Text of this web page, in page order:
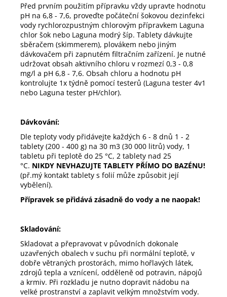
Před prvním použitím přípravku vždy upravte hodnotu
pH na 6,8 - 7,6, proveďte počáteční šokovou dezinfekci
vody rychlorozpustným chlorovým přípravkem Laguna
chlor šok nebo Laguna modrý šíp. Tablety dávkujte
sběračem (skimmerem), plovákem nebo jiným
dávkovačem při zapnutém filtračním zařízení. Je nutné
udržovat obsah aktivního chloru v rozmezí 0,3 - 0,8
mg/l a pH 6,8 - 7,6. Obsah chloru a hodnotu pH
kontrolujte 1x týdně pomocí testerů (Laguna tester 4v1
nebo Laguna tester pH/chlor).
Dávkování:
Dle teploty vody přidávejte každých 6 - 8 dnů 1 - 2
tablety (200 - 400 g) na 30 m3 (30 000 litrů) vody, 1
tabletu při teplotě do 25 °C, 2 tablety nad 25
°C. NIKDY NEVHAZUJTE TABLETY PŘÍMO DO BAZÉNU!
(př.mý kontakt tablety s folií může způsobit její
vybělení).
Přípravek se přidává zásadně do vody a ne naopak!
Skladování:
Skladovat a přepravovat v původních dokonale
uzavřených obalech v suchu při normální teplotě, v
dobře větraných prostorách, mimo hořlavých látek,
zdrojů tepla a vznícení, odděleně od potravin, nápojů
a krmiv. Při rozkladu je nutno dopravit nádobu na
velké prostranství a zaplavit velkým množstvím vody.